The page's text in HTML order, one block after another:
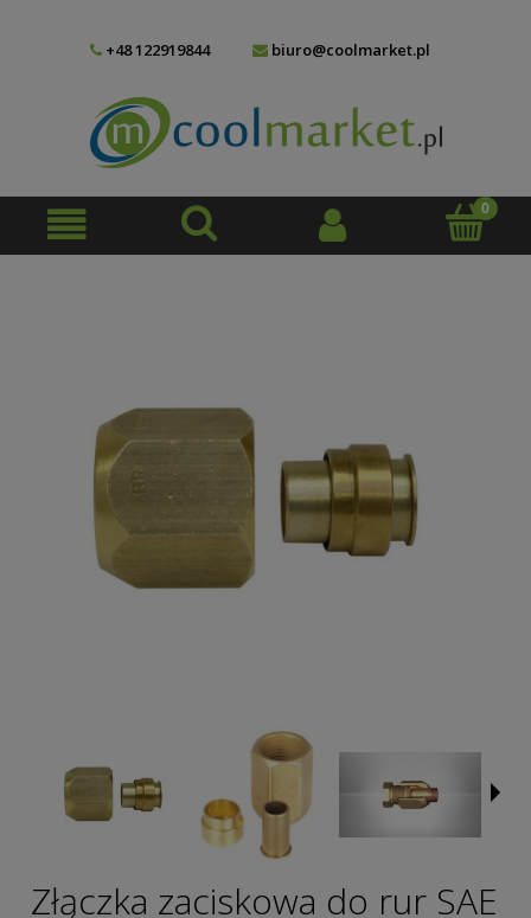
+48 122919844 biuro@coolmarket.pl
Złączka zaciskowa do rur SAE